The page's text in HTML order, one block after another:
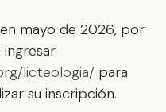
mayo de 2026, por
licteologia/ para
su inscripción.